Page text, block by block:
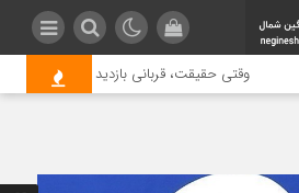
وقتی حقیقت، قربانی بازدید بیشتر می